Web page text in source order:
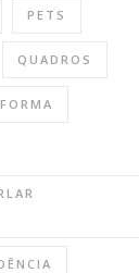
PETS
QUADROS